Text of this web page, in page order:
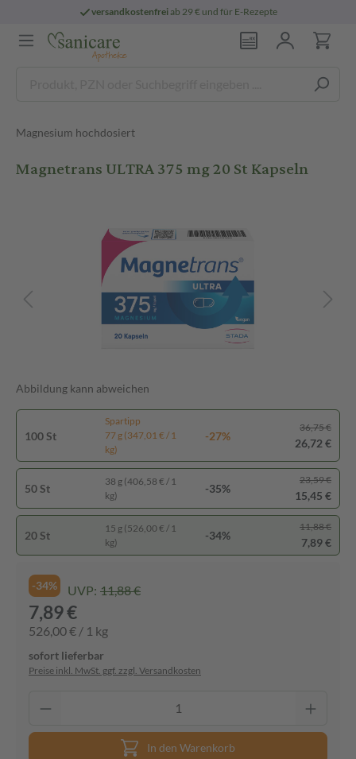
versandkostenfreiab 29 € und für E-Rezepte
Magnesium hochdosiert
Magnetrans ULTRA 375 mg 20 St Kapseln
Abbildung kann abweichen
100 St
Spartipp
77 g (347,01 € / 1
kg)
-27%
36,75 €
26,72 €
50 St
38 g (406,58 € / 1
kg)
-35%
23,59 €
15,45 €
20 St
15 g (526,00 € / 1
kg)
-34%
11,88 €
7,89 €
-34% UVP: 11,88 €
7,89 €
526,00 € / 1 kg
sofort lieferbar
Preise inkl. MwSt. ggf. zzgl. Versandkosten
In den Warenkorb